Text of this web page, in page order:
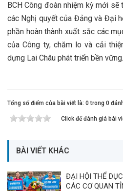
BCH Công đoàn nhiệm kỳ mới
các Nghị quyết của Đảng và Đại
phần hoàn thành xuất sắc các
của Công ty, chăm lo và cải
dựng Lai Châu phát triển bền vững.
Tổng số điểm của bài viết là: 0 trong 0
Click để đánh giá bài
BÀI VIẾT KHÁC
ĐẠI HỘI THỂ
CÁC CƠ QUAN